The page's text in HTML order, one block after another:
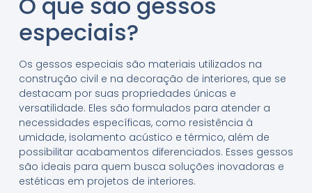
especiais?
Os gessos especiais são materiais utilizados na
construção civil e na decoração de interiores, que se
destacam por suas propriedades únicas e
versatilidade. Eles são formulados para atender a
necessidades específicas, como resistência à
umidade, isolamento acústico e térmico, além de
possibilitar acabamentos diferenciados. Esses gessos
são ideais para quem busca soluções inovadoras e
estéticas em projetos de interiores.